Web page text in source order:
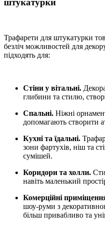
штукатурки
Трафарети для штукатурки
безліч можливостей для
підходять для:
Стіни у вітальні.
глибини та стилю,
Спальні. Ніжні
допомагають створити
Кухні та їдальні.
зони фартухів, ніш та
сумішей.
Коридори та холли.
навіть маленький
Комерційні
шоу-руми з
більш привабливо та